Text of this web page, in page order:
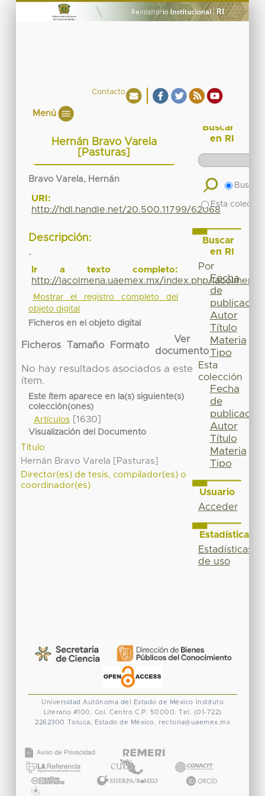
Contacto
Menú
Hernán Bravo Varela
[Pasturas]
Bravo Varela, Hernán
URI:
http://hdl.handle.net/20.500.11799/62068
Descripción:
-
Ir a texto completo:
http://lacolmena.uaemex.mx/index.php/
Mostrar el registro completo del
objeto digital
Ficheros en el objeto digital
Ficheros Tamaño Formato
Ver
documento
No hay resultados asociados a este
ítem.
Este ítem aparece en la(s) siguiente(s)
colección(ones)
Artículos[1630]
Visualización del Documento
Título
Hernán Bravo Varela [Pasturas]
Director(es) de tesis, compilador(es) o
coordinador(es)
Buscar
en RI
Buscar
Esta
Buscar
en RI
Por
Fecha
de
publicación
Autor
Título
Materia
Tipo
Esta
colección
Fecha
de
publicación
Autor
Título
Materia
Tipo
Usuario
Acceder
Estadísticas
Estadísticas
de uso
Universidad Autónoma del Estado de México
Instituto
Literario #100. Col. Centro C.P. 50000. Tel. (01-722)
2262300 Toluca, Estado de México. rectoria@uaemex.mx